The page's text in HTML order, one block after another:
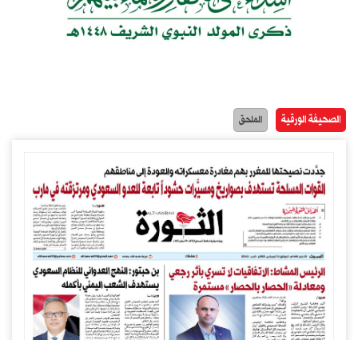
الصحيفة الورقية الملحق